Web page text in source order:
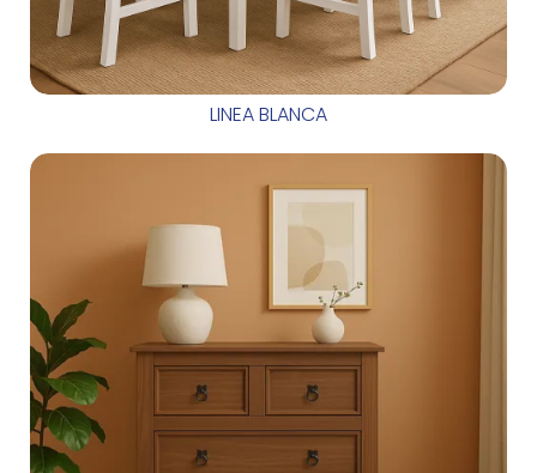
LINEA BLANCA